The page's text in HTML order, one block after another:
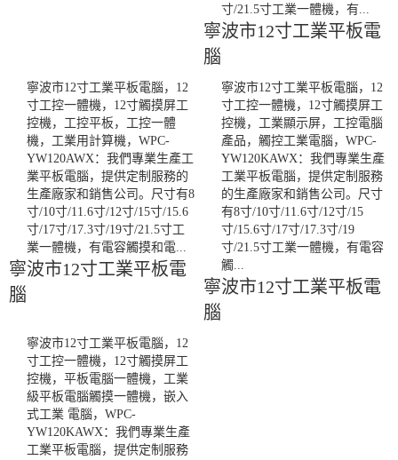
寸/21.5寸工業一體機，有...
寧波市12寸工業平板電
腦
寧波市12寸工業平板電腦，12
寸工控一體機，12寸觸摸屏工
控機，工控平板，工控一體
機，工業用計算機，WPC-
YW120AWX：我們專業生產工
業平板電腦，提供定制服務的
生產廠家和銷售公司。尺寸有8
寸/10寸/11.6寸/12寸/15寸/15.6
寸/17寸/17.3寸/19寸/21.5寸工
業一體機，有電容觸摸和電...
寧波市12寸工業平板電
腦
寧波市12寸工業平板電腦，12
寸工控一體機，12寸觸摸屏工
控機，工業顯示屏，工控電腦
產品，觸控工業電腦，WPC-
YW120KAWX：我們專業生產
工業平板電腦，提供定制服務
的生產廠家和銷售公司。尺寸
有8寸/10寸/11.6寸/12寸/15
寸/15.6寸/17寸/17.3寸/19
寸/21.5寸工業一體機，有電容
觸...
寧波市12寸工業平板電
腦
寧波市12寸工業平板電腦，12
寸工控一體機，12寸觸摸屏工
控機，平板電腦一體機，工業
級平板電腦觸摸一體機，嵌入
式工業 電腦，WPC-
YW120KAWX：我們專業生產
工業平板電腦，提供定制服務